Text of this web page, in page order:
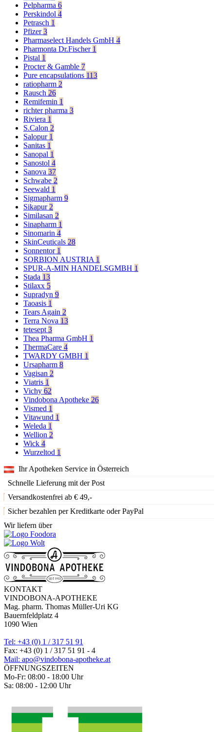
Pelpharma 6
Perskindol 4
Petrasch 1
Pfizer3
Pharmaselect Handels GmbH 4
Pharmonta Dr.Fischer 1
Pistal 1
Procter & Gamble 7
Pure encapsulations 113
ratiopharm 2
Rausch 26
Remifemin 1
richter pharma 3
Riviera 1
S.Calon 2
Salopur 1
Sanitas 1
Sanopal 1
Sanostol 4
Sanova 37
Schwabe 2
Seewald 1
Sigmapharm 9
Sikapur 2
Similasan 2
Sinapharm 1
Sinomarin 4
SkinCeuticals 28
Sonnentor 1
SORBION AUSTRIA 1
SPUR-A-MIN HANDELSGMBH 1
Stada 13
Stilaxx 5
Supradyn 9
Taoasis 1
Tears Again 2
Terra Nova 13
tetesept 3
Thea Pharma GmbH 1
ThermaCare 4
TWARDY GMBH 1
Ursapharm 8
Vagisan 2
Viatris 1
Vichy 62
Vindobona Apotheke 26
Vismed 1
Vitawund 1
Weleda 1
Wellion 2
Wick 4
Wurzeltod 1
Ihr Apotheken Service in Österreich
Schnelle Lieferung mit der Post
Versandkostenfrei ab € 49,-
Sicher bezahlen per Kreditkarte oder PayPal
Wir liefern über
KONTAKT
VINDOBONA-APOTHEKE
Mag. pharm. Thomas Müller-Uri KG
Bauernfeldplatz 4
1090 Wien
Tel: +43 (0) 1 / 317 51 91
Fax: +43 (0) 1 / 317 51 91 - 4
Mail: apo@vindobona-apotheke.at
ÖFFNUNGSZEITEN
Mo-Fr: 08:00 - 18:00 Uhr
Sa: 08:00 - 12:00 Uhr